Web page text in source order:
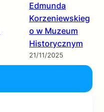
Edmunda
Korzeniewskieg
o w Muzeum
Historycznym
21/11/2025